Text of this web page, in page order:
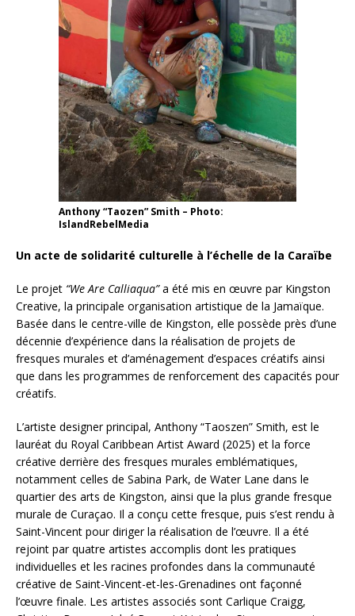
Anthony “Taozen” Smith – Photo:
IslandRebelMedia
Un acte de solidarité culturelle à l’échelle de la Caraïbe
Le projet “We Are Calliaqua”a été mis en œuvre par Kingston
Creative, la principale organisation artistique de la Jamaïque.
Basée dans le centre-ville de Kingston, elle possède près d’une
décennie d’expérience dans la réalisation de projets de
fresques murales et d’aménagement d’espaces créatifs ainsi
que dans les programmes de renforcement des capacités pour
créatifs.
L’artiste designer principal, Anthony “Taoszen” Smith, est le
lauréat du Royal Caribbean Artist Award (2025) et la force
créative derrière des fresques murales emblématiques,
notamment celles de Sabina Park, de Water Lane dans le
quartier des arts de Kingston, ainsi que la plus grande fresque
murale de Curaçao. Il a conçu cette fresque, puis s’est rendu à
Saint-Vincent pour diriger la réalisation de l’œuvre. Il a été
rejoint par quatre artistes accomplis dont les pratiques
individuelles et les racines profondes dans la communauté
créative de Saint-Vincent-et-les-Grenadines ont façonné
l’œuvre finale. Les artistes associés sont Carlique Craigg,